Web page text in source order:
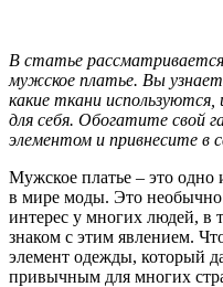
В статье
мужское платье. Вы
какие ткани
для себя. Обогатите свой
элементом и привнесите в
Мужское платье – это
в мире моды. Это
интерес у многих людей, в
знаком с этим явлением.
элемент одежды, который
привычным для многих